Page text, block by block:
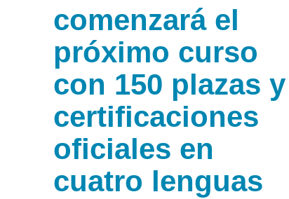
comenzará el
próximo curso
con 150 plazas y
certificaciones
oficiales en
cuatro lenguas